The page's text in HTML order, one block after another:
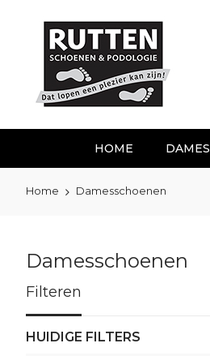
inhoud
HOME DAMES
Home Damesschoenen
Damesschoenen
Filteren
HUIDIGE FILTERS